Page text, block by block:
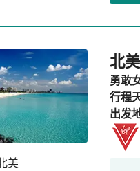
北
勇敢
行程
出发